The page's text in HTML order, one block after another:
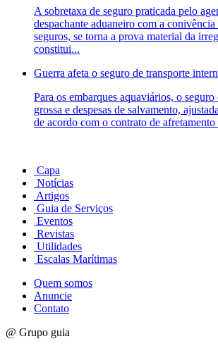
A sobretaxa de seguro praticada pelo
despachante aduaneiro com a
seguros, se torna a prova material da
constitui...
Guerra afeta o seguro de transporte
Para os embarques aquaviários, o
grossa e despesas de salvamento,
de acordo com o contrato de afretamento
Capa
Notícias
Artigos
Guia de Serviços
Eventos
Revistas
Utilidades
Escalas Marítimas
Quem somos
Anuncie
Contato
@ Grupo guia